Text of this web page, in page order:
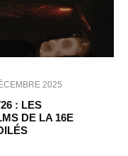
2025
: LES
DE LA 16E